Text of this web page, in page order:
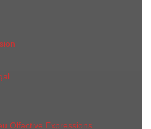
Olfactive Expressions